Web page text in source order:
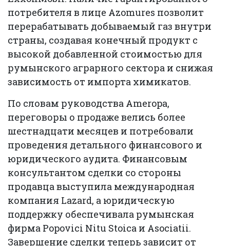
потребителя в лице Azomures позволит
перерабатывать добываемый газ внутри
страны, создавая конечный продукт с
высокой добавленной стоимостью для
румынского аграрного сектора и снижая
зависимость от импорта химикатов.
По словам руководства Ameropa,
переговоры о продаже велись более
шестнадцати месяцев и потребовали
проведения детального финансового и
юридического аудита. Финансовым
консультантом сделки со стороны
продавца выступила международная
компания Lazard, а юридическую
поддержку обеспечивала румынская
фирма Popovici Nitu Stoica и Asociatii.
Завершение сделки теперь зависит от